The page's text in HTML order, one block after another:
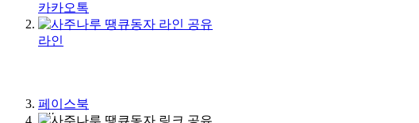
카카오톡
라인
페이스북